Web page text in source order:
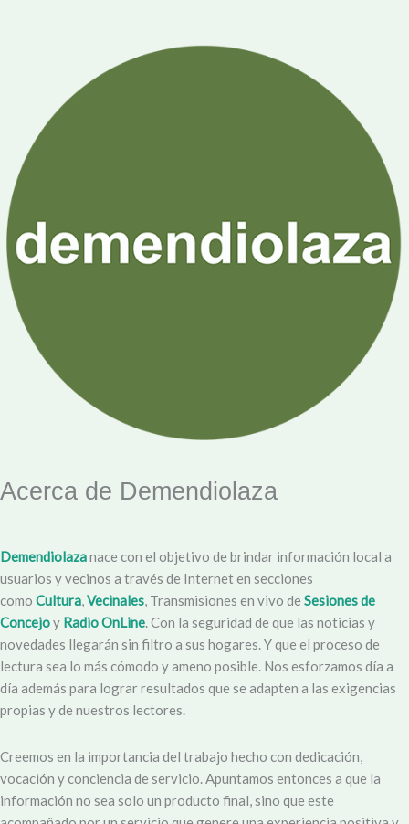
Acerca de Demendiolaza
Demendiolazanace con el objetivo de brindar información local a
usuarios y vecinos a través de Internet en secciones
como Cultura,Vecinales, Transmisiones en vivo de Sesiones de
Concejoy Radio OnLine. Con la seguridad de que las noticias y
novedades llegarán sin filtro a sus hogares. Y que el proceso de
lectura sea lo más cómodo y ameno posible. Nos esforzamos día a
día además para lograr resultados que se adapten a las exigencias
propias y de nuestros lectores.
Creemos en la importancia del trabajo hecho con dedicación,
vocación y conciencia de servicio. Apuntamos entonces a que la
información no sea solo un producto final, sino que este